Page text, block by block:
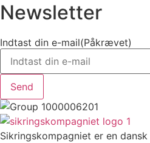
Newsletter
Indtast din e-mail(Påkrævet)
Sikringskompagniet er en